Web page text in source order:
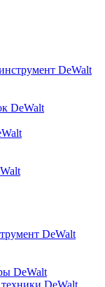
DeWalt
DeWalt
DeWalt
DeWalt
DeWalt